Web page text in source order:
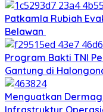
Patkamla Rubiah
Belawan
Program Bakti TNI
Gantung di
Menguatkan